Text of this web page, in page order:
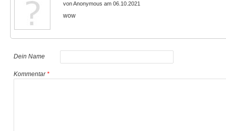
von Anonymous am 06.10.2021
wow
Dein Name
Kommentar*